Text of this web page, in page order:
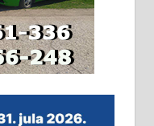
нова,
160
Зеленом
Могућа